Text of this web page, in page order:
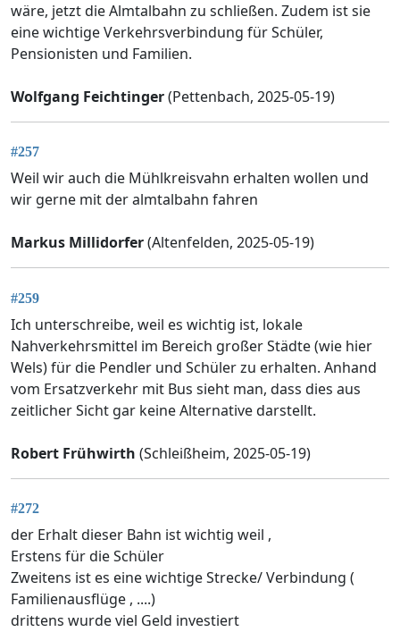
wäre, jetzt die Almtalbahn zu schließen. Zudem ist sie
eine wichtige Verkehrsverbindung für Schüler,
Pensionisten und Familien.
Wolfgang Feichtinger(Pettenbach, 2025-05-19)
#257
Weil wir auch die Mühlkreisvahn erhalten wollen und
wir gerne mit der almtalbahn fahren
Markus Millidorfer(Altenfelden, 2025-05-19)
#259
Ich unterschreibe, weil es wichtig ist, lokale
Nahverkehrsmittel im Bereich großer Städte (wie hier
Wels) für die Pendler und Schüler zu erhalten. Anhand
vom Ersatzverkehr mit Bus sieht man, dass dies aus
zeitlicher Sicht gar keine Alternative darstellt.
Robert Frühwirth (Schleißheim, 2025-05-19)
#272
der Erhalt dieser Bahn ist wichtig weil ,
Erstens für die Schüler
Zweitens ist es eine wichtige Strecke/ Verbindung (
Familienausflüge , ....)
drittens wurde viel Geld investiert